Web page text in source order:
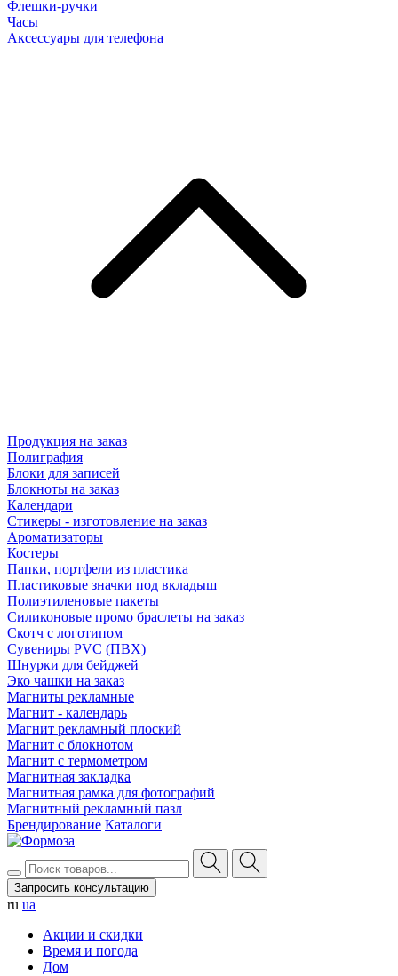
Флешки-ручки
Часы
Аксессуары для телефона
Продукция на заказ
Полиграфия
Блоки для записей
Блокноты на заказ
Календари
Стикеры - изготовление на заказ
Ароматизаторы
Костеры
Папки, портфели из пластика
Пластиковые значки под вкладыш
Полиэтиленовые пакеты
Силиконовые промо браслеты на заказ
Скотч с логотипом
Сувениры PVC (ПВХ)
Шнурки для бейджей
Эко чашки на заказ
Магниты рекламные
Магнит - календарь
Магнит рекламный плоский
Магнит с блокнотом
Магнит с термометром
Магнитная закладка
Магнитная рамка для фотографий
Магнитный рекламный пазл
Брендирование Каталоги
Запросить консультацию
ru ua
Акции и скидки
Время и погода
Дом